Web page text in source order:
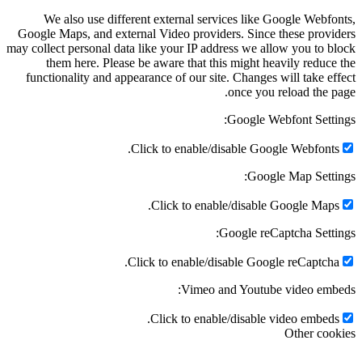
We also use different external services like Google
Google Maps, and external Video providers. Since these
may collect personal data like your IP address we allow you to
them here. Please be aware that this might heavily
functionality and appearance of our site. Changes will take
once you reload the
Google Webfont
Click to enable/disable Google
Google Map
Click to enable/disable Google
Google reCaptcha
Click to enable/disable Google
Vimeo and Youtube video
Click to enable/disable video
Other